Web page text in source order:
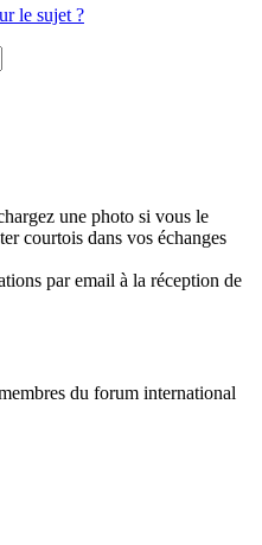
le sujet ?
une photo si vous le
courtois dans vos échanges
par email à la réception de
du forum international